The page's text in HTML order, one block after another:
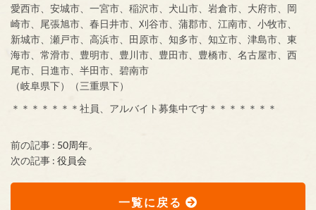
愛西市、安城市、一宮市、稲沢市、犬山市、岩倉市、大府市、岡
崎市、尾張旭市、春日井市、刈谷市、蒲郡市、江南市、小牧市、
新城市、瀬戸市、高浜市、田原市、知多市、知立市、津島市、東
海市、常滑市、豊明市、豊川市、豊田市、豊橋市、名古屋市、西
尾市、日進市、半田市、碧南市
（岐阜県下）（三重県下）
＊＊＊＊＊＊＊社員、アルバイト募集中です＊＊＊＊＊＊＊
前の記事 : 50周年。
次の記事 : 役員会
一覧に戻る